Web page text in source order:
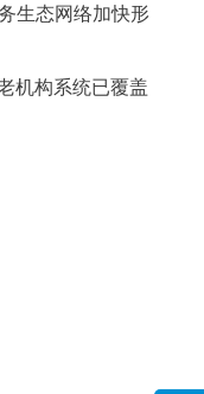
生态网络加快形
机构系统已覆盖